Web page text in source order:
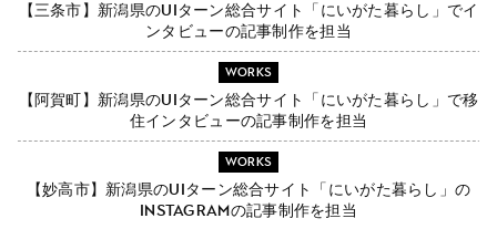
【三条市】新潟県のUIターン総合サイト「にいがた暮らし」でイ
ンタビューの記事制作を担当
WORKS
【阿賀町】新潟県のUIターン総合サイト「にいがた暮らし」で移
住インタビューの記事制作を担当
WORKS
【妙高市】新潟県のUIターン総合サイト「にいがた暮らし」の
Instagramの記事制作を担当